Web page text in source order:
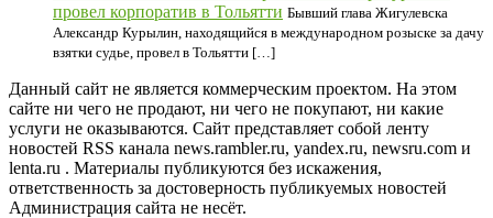
провел корпоратив в Тольятти Бывший глава Жигулевска
Александр Курылин, находящийся в международном розыске за дачу
взятки судье, провел в Тольятти […]
Данный сайт не является коммерческим проектом. На этом
сайте ни чего не продают, ни чего не покупают, ни какие
услуги не оказываются. Сайт представляет собой ленту
новостей RSS канала news.rambler.ru, yandex.ru, newsru.com и
lenta.ru . Материалы публикуются без искажения,
ответственность за достоверность публикуемых новостей
Администрация сайта не несёт.